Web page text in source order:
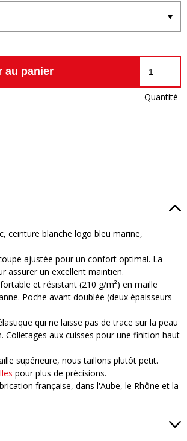
au panier
Quantité
ceinture blanche logo bleu marine,
ajustée pour un confort optimal. La
assurer un excellent maintien.
et résistant (210 g/m²) en maille
Poche avant doublée (deux épaisseurs
qui ne laisse pas de trace sur la peau
Colletages aux cuisses pour une finition haut
supérieure, nous taillons plutôt petit.
pour plus de précisions.
française, dans l'Aube, le Rhône et la